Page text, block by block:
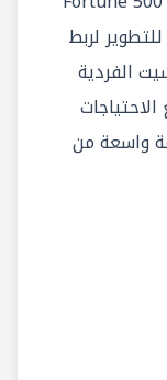
لربط
الفردية
واسعة من